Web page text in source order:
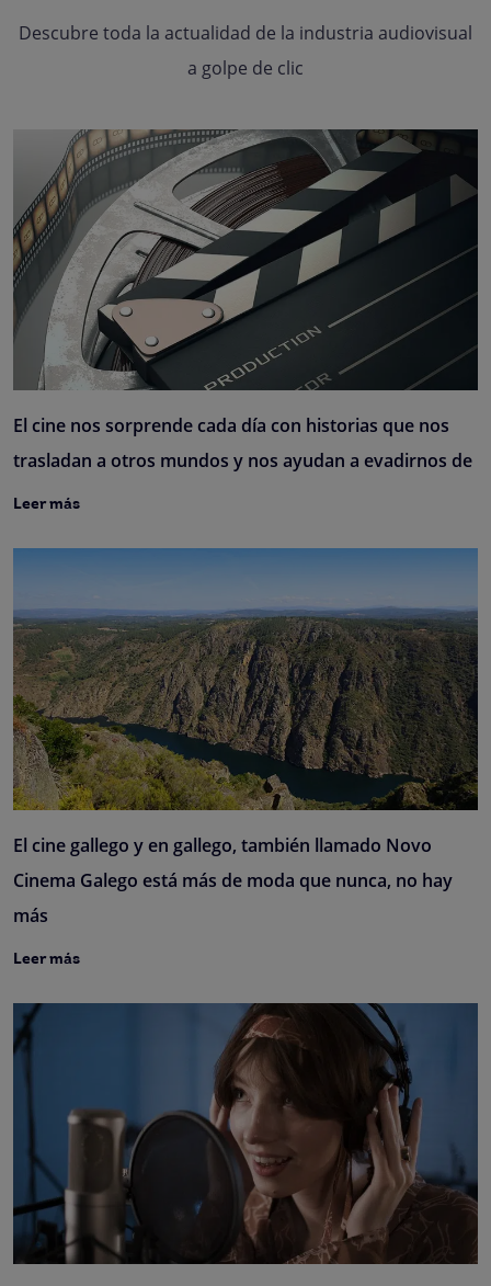
Descubre toda la actualidad de la industria audiovisual
a golpe de clic
El cine nos sorprende cada día con historias que nos
trasladan a otros mundos y nos ayudan a evadirnos de
Leer más
El cine gallego y en gallego, también llamado Novo
Cinema Galego está más de moda que nunca, no hay
más
Leer más